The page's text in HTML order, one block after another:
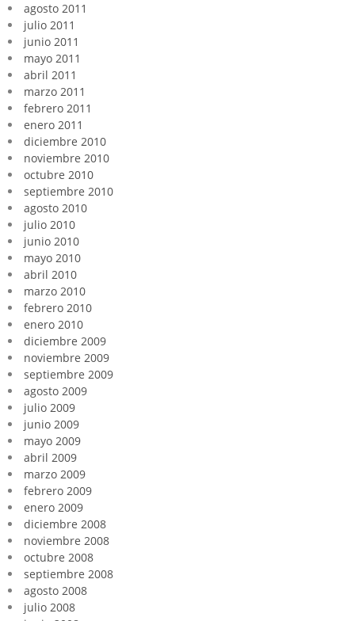
agosto 2011
julio 2011
junio 2011
mayo 2011
abril 2011
marzo 2011
febrero 2011
enero 2011
diciembre 2010
noviembre 2010
octubre 2010
septiembre 2010
agosto 2010
julio 2010
junio 2010
mayo 2010
abril 2010
marzo 2010
febrero 2010
enero 2010
diciembre 2009
noviembre 2009
septiembre 2009
agosto 2009
julio 2009
junio 2009
mayo 2009
abril 2009
marzo 2009
febrero 2009
enero 2009
diciembre 2008
noviembre 2008
octubre 2008
septiembre 2008
agosto 2008
julio 2008